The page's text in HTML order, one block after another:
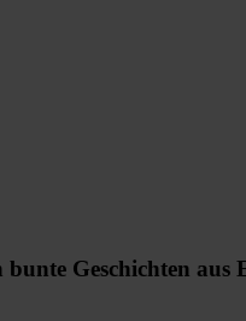
Geschichten aus